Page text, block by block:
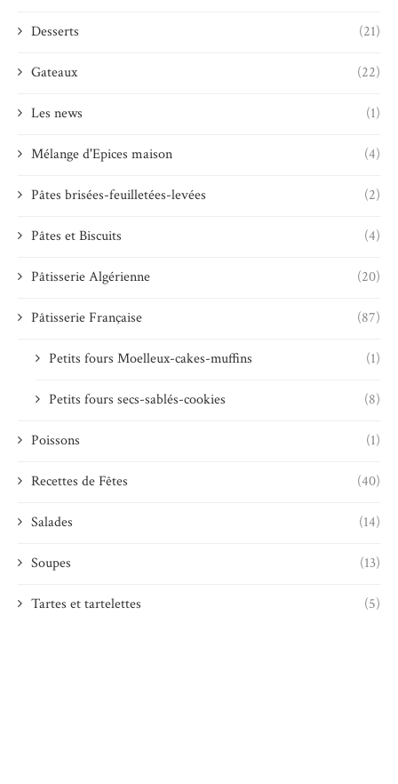
Desserts (21)
Gateaux (22)
Les news (1)
Mélange d'Epices maison (4)
Pâtes brisées-feuilletées-levées (2)
Pâtes et Biscuits (4)
Pâtisserie Algérienne (20)
Pâtisserie Française (87)
Petits fours Moelleux-cakes-muffins (1)
Petits fours secs-sablés-cookies (8)
Poissons (1)
Recettes de Fêtes (40)
Salades (14)
Soupes (13)
Tartes et tartelettes (5)